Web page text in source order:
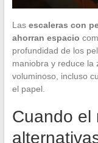
Las escaleras con
ahorran espacio
profundidad de los
maniobra y reduce la
voluminoso, incluso
el papel.
Cuando el